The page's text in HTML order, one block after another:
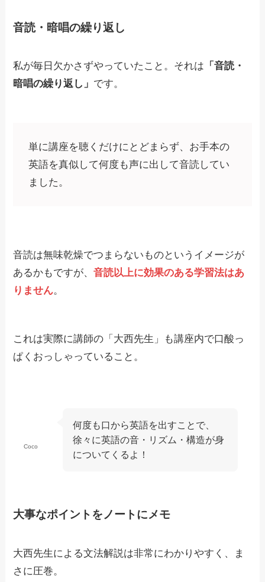
音読・暗唱の繰り返し
私が毎日欠かさずやっていたこと。それは 「音読・
暗唱の繰り返し」 です。
単に講座を聴くだけにとどまらず、お手本の
英語を真似して何度も声に出して音読してい
ました。
音読は無味乾燥でつまらないものというイメージが
あるかもですが、音読以上に効果のある学習法はあ
りません。
これは実際に講師の「大西先生」も講座内で口酸っ
ぱくおっしゃっていること。
Coco
何度も口から英語を出すことで、
徐々に英語の音・リズム・構造が身
についてくるよ！
大事なポイントをノートにメモ
大西先生による文法解説は非常にわかりやすく、ま
さに圧巻。